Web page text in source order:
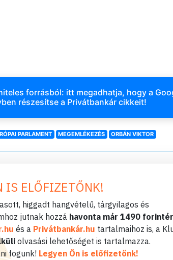
forrásból: itt megadhatja, hogy a
részesítse a Privátbankár cikkeit!
PARLAMENT MEGEMLÉKEZÉS ORBÁN VIKTOR
IS ELŐFIZETŐNK!
higgadt hangvételű, tárgyilagos és
jutnak hozzá havonta már 1490
és a Privátbankár.hu tartalmaihoz is, a
olvasási lehetőséget is tartalmazza.
fogunk! Legyen Ön is előfizetőnk!